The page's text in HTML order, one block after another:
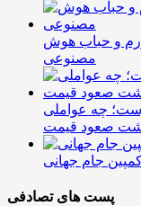
و حباب هوش
مصنوعی
چه عواملی
پست های تصادفی